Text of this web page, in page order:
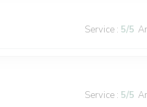
Service : 5/5
Service : 5/5